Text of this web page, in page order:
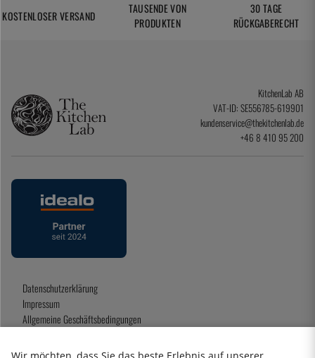
KOSTENLOSER VERSAND
TAUSENDE VON
PRODUKTEN
30 TAGE
RÜCKGABERECHT
KitchenLab AB
VAT-ID: SE556785-619901
kundenservice@thekitchenlab.de
+46 8 410 95 200
Datenschutzerklärung
Impressum
Allgemeine Geschäftsbedingungen